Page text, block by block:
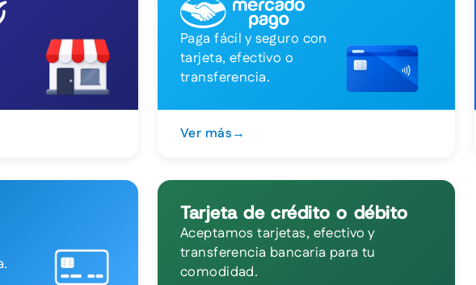
Paga fácil y seguro con
tarjeta, efectivo o
transferencia.
Ver más→
Tarjeta de crédito o débito
Aceptamos tarjetas, efectivo y
transferencia bancaria para tu
comodidad.